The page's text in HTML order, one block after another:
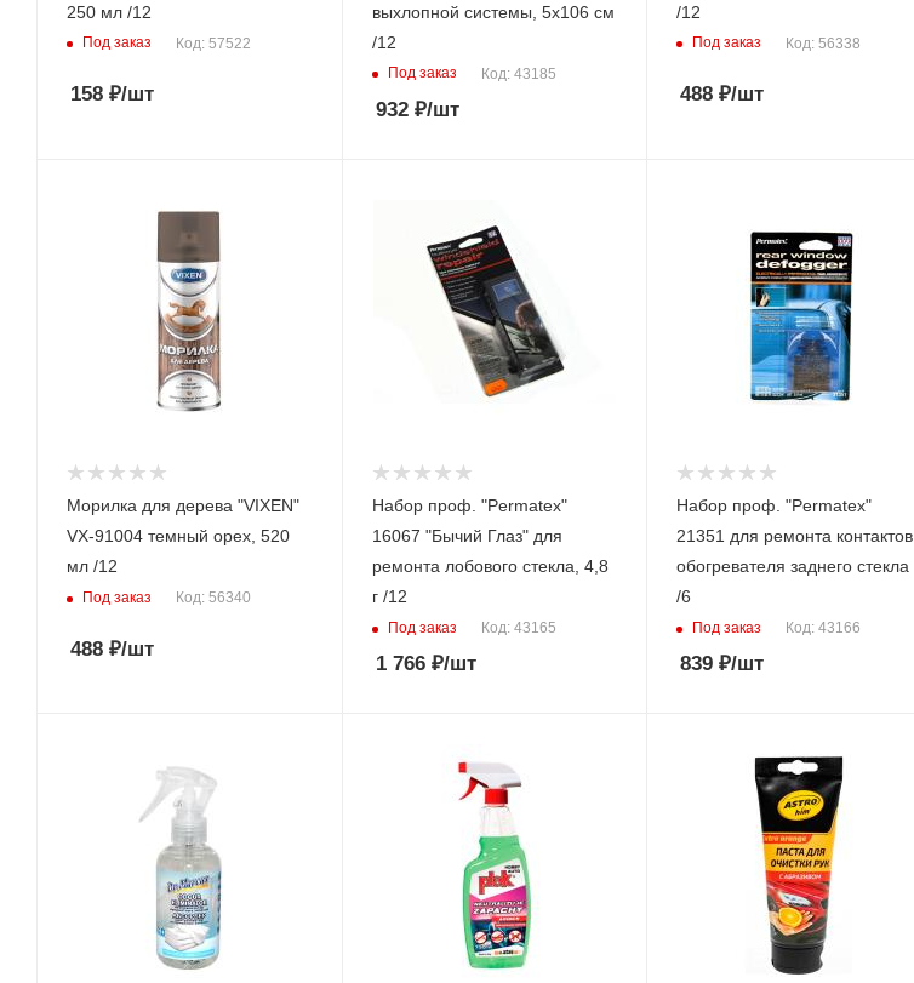
250 мл /12
Под заказ Код: 57522
158 ₽/шт
выхлопной системы, 5х106 см
/12
Под заказ Код: 43185
932₽/шт
/12
Под заказ Код: 56338
488 ₽/шт
Морилка для дерева "VIXEN"
VX-91004 темный орех, 520
мл /12
Под заказ Код: 56340
488 ₽/шт
Набор проф. "Permatex"
16067 "Бычий Глаз" для
ремонта лобового стекла, 4,8
г /12
Под заказ Код: 43165
1 766₽/шт
Набор проф. "Permatex"
21351 для ремонта контактов
обогревателя заднего стекла
/6
Под заказ Код: 43166
839 ₽/шт